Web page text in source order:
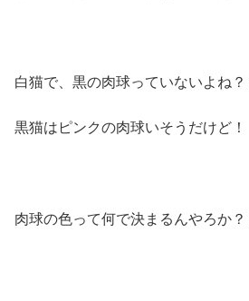
白猫で、黒の肉球っていないよね
黒猫はピンクの肉球いそうだけど！
肉球の色って何で決まるんやろか？